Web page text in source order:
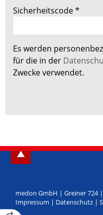
Sicherheitscode*
Es werden
für die in der
Zwecke verwendet.
medon GmbH | Greiner 724|
Impressum | Datenschutz|